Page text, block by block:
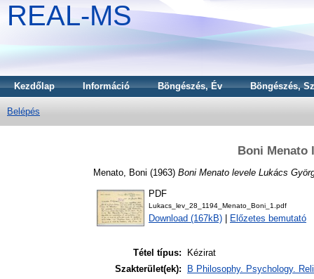
REAL-MS
Kezdőlap Információ Böngészés, Év Böngészés,
Belépés
Boni Menato
Menato, Boni (1963) Boni Menato levele Lukács
PDF
Lukacs_lev_28_1194_Menato_Boni_1.pdf
Download (167kB) Előzetes bemutató
Tétel típus:
Kézirat
Szakterület(ek):
B Philosophy. Psychology.